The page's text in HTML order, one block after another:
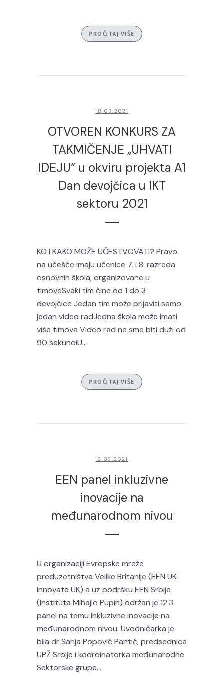
PROČITAJ VIŠE
18.03.2021
OTVOREN KONKURS ZA
TAKMIČENJE „UHVATI
IDEJU“ u okviru projekta A1
Dan devojčica u IKT
sektoru 2021
KO I KAKO MOŽE UČESTVOVATI? Pravo
na učešće imaju učenice 7. i 8. razreda
osnovnih škola, organizovane u
timoveSvaki tim čine od 1 do 3
devojčice Jedan tim može prijaviti samo
jedan video radJedna škola može imati
više timova Video rad ne sme biti duži od
90 sekundiU...
PROČITAJ VIŠE
13.03.2021
EEN panel inkluzivne
inovacije na
međunarodnom nivou
U organizaciji Evropske mreže
preduzetništva Velike Britanije (EEN UK-
Innovate UK) a uz podršku EEN Srbije
(Instituta Mihajlo Pupin) održan je 12.3.
panel na temu Inkluzivne inovacije na
međunarodnom nivou. Uvodničarka je
bila dr Sanja Popović Pantić, predsednica
UPŽ Srbije i koordinatorka međunarodne
Sektorske grupe...